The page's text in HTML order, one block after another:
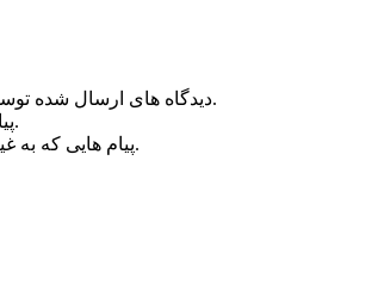
دیدگاه های ارسال شده توسط شما، پس از تایید توسط روراستی منتشر خواهد شد.
پیام هایی که حاوی تهمت یا افترا باشد منتشر نخواهد شد.
پیام هایی که به غیر از زبان فارسی یا غیر مرتبط باشد منتشر نخواهد شد.